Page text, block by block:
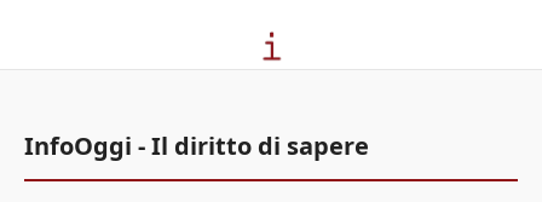
InfoOggi - Il diritto di sapere